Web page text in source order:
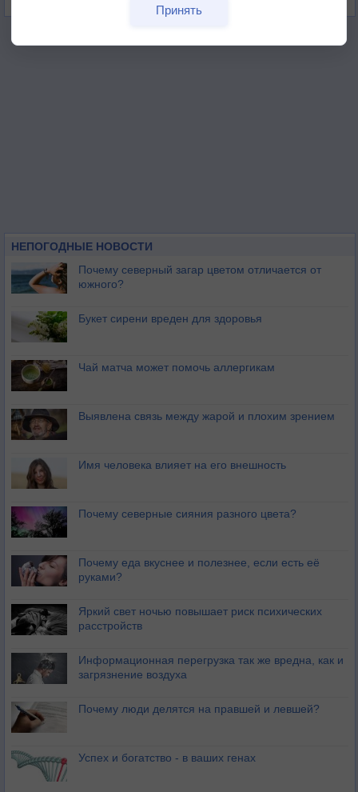
НЕПОГОДНЫЕ НОВОСТИ
Почему северный загар цветом отличается от
южного?
Букет сирени вреден для здоровья
Чай матча может помочь аллергикам
Выявлена связь между жарой и плохим зрением
Имя человека влияет на его внешность
Почему северные сияния разного цвета?
Почему еда вкуснее и полезнее, если есть её
руками?
Яркий свет ночью повышает риск психических
расстройств
Информационная перегрузка так же вредна, как и
загрязнение воздуха
Почему люди делятся на правшей и левшей?
Успех и богатство - в ваших генах
Принять